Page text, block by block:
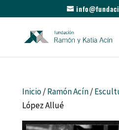
Inicio/Ramón Acín/
López Allué